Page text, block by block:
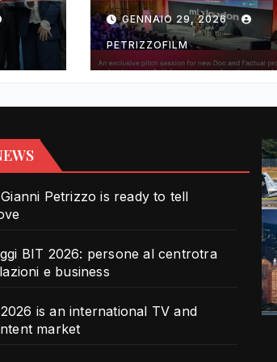
TV and streaming
content market
GENNAIO 29, 2026
PETRIZZOFILM
Petrizzo is ready to tell
BIT 2026: persone al centrotra
e business
is an international TV and
market